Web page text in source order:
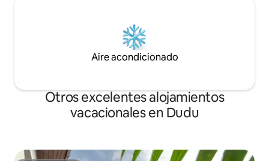
Aire acondicionado
Otros excelentes alojamientos
vacacionales en Dudu